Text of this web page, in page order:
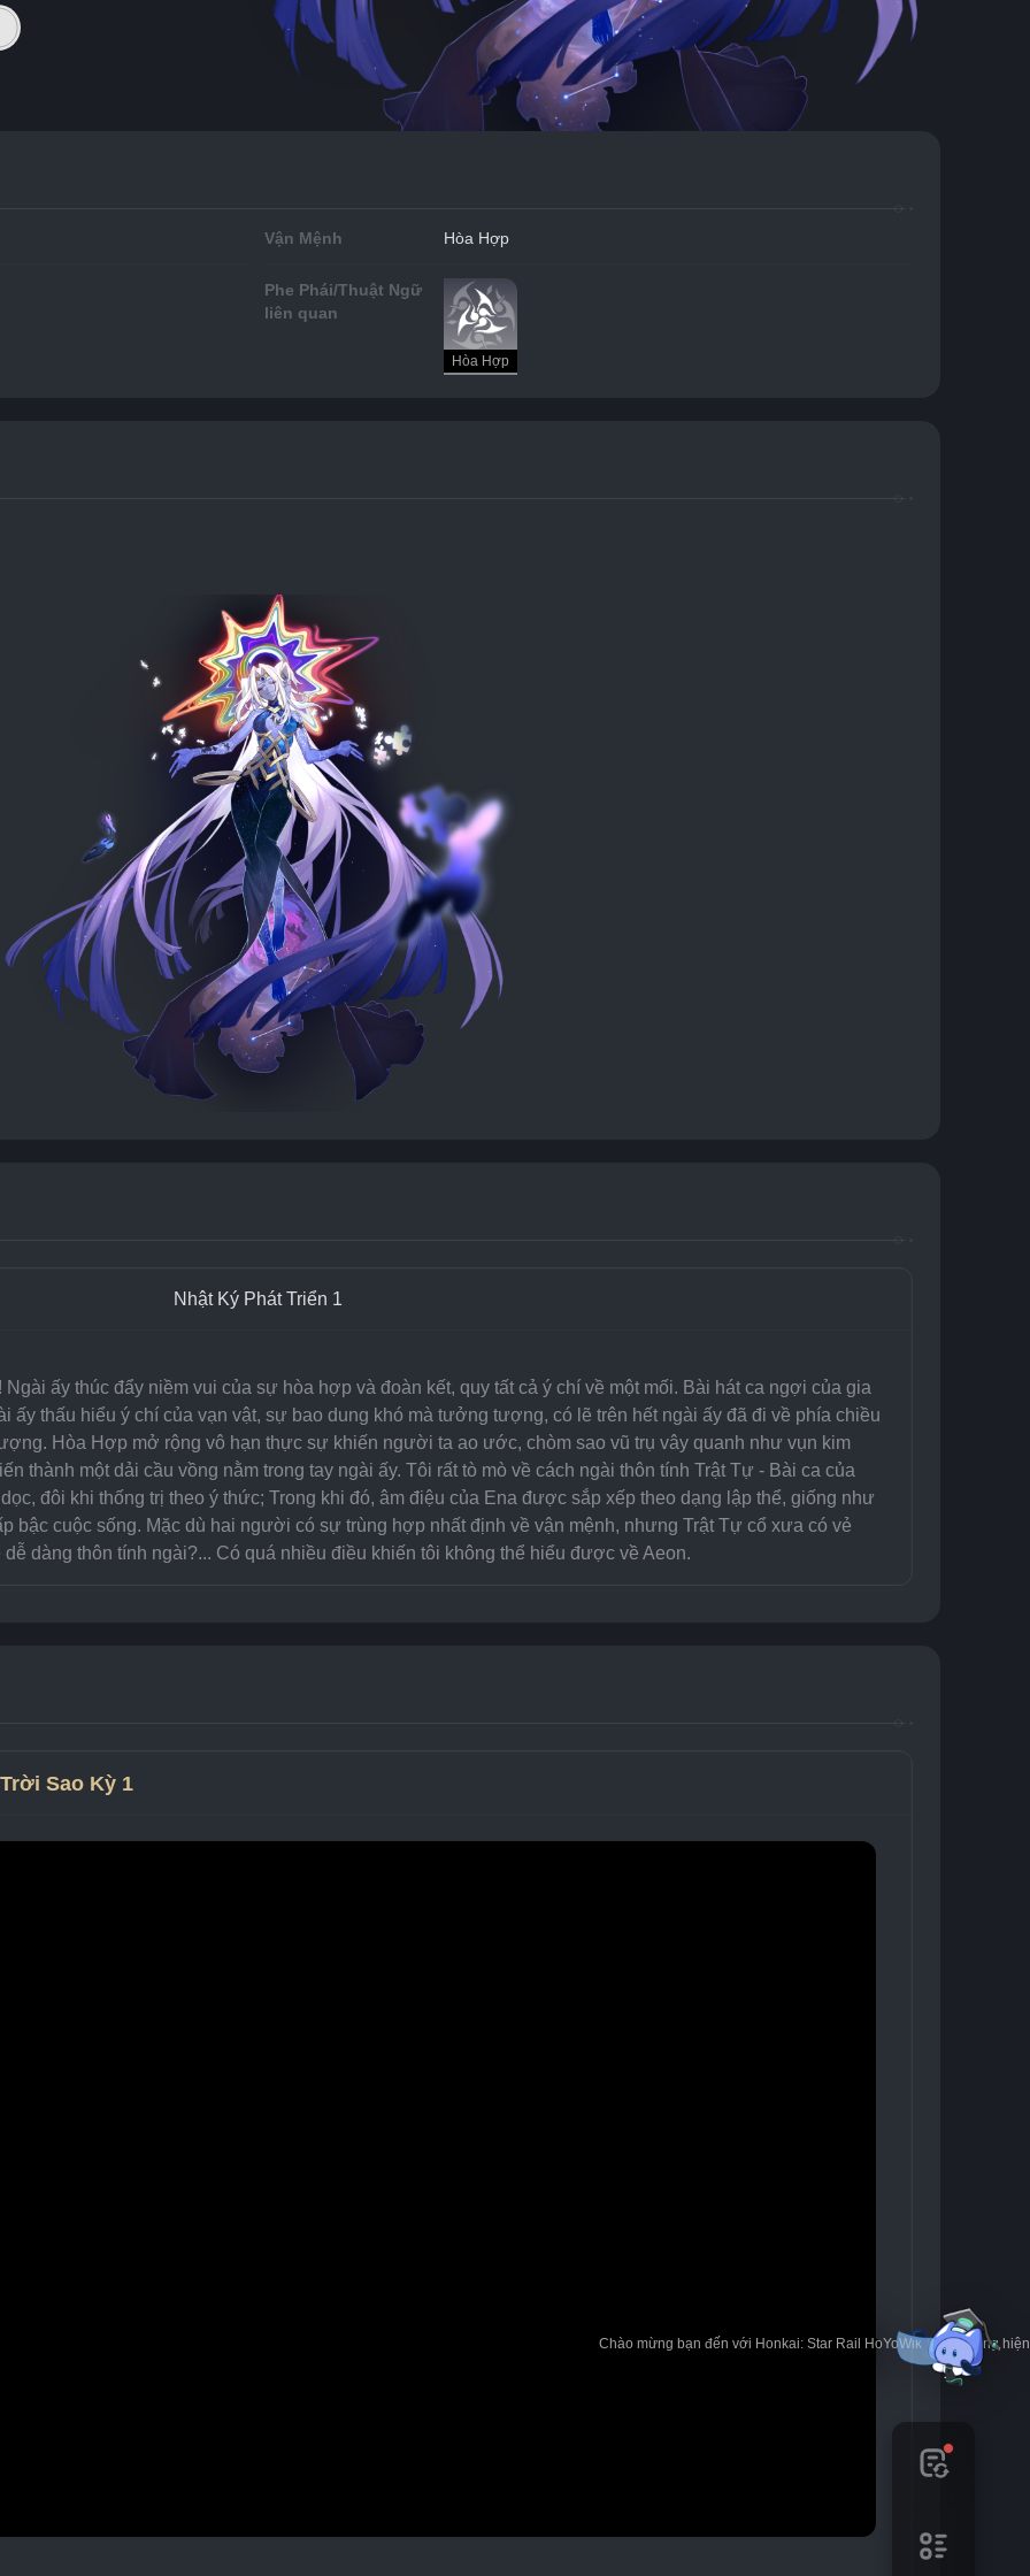
🎉 Chào mừng bạn đến với Honkai: Star Rail HoYoWiki! * Nội dung
Vận Mệnh Hòa Hợp
Phe Phái/Thuật Ngữ
liên quan
Hòa Hợp
Nhật Ký Phát Triển 1
ấy thúc đẩy niềm vui của sự hòa hợp và đoàn kết, quy tất cả ý chí về một mối. Bài hát ca ngợi của gia
ấy thấu hiểu ý chí của vạn vật, sự bao dung khó mà tưởng tượng, có lẽ trên hết ngài ấy đã đi về phía chiều
Hòa Hợp mở rộng vô hạn thực sự khiến người ta ao ước, chòm sao vũ trụ vây quanh như vụn kim
thành một dải cầu vồng nằm trong tay ngài ấy. Tôi rất tò mò về cách ngài thôn tính Trật Tự - Bài ca của
đôi khi thống trị theo ý thức; Trong khi đó, âm điệu của Ena được sắp xếp theo dạng lập thể, giống như
bậc cuộc sống. Mặc dù hai người có sự trùng hợp nhất định về vận mệnh, nhưng Trật Tự cổ xưa có vẻ
dàng thôn tính ngài?... Có quá nhiều điều khiến tôi không thể hiểu được về Aeon.
Sao Kỳ 1